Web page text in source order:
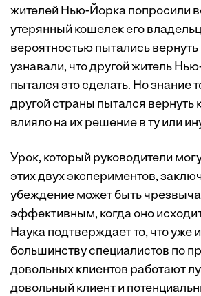
жителей Нью-Йорка попросили
утерянный кошелек его
вероятностью пытались вернуть
узнавали, что другой житель
пытался это сделать. Но знание
другой страны пытался вернуть
влияло на их решение в ту или
Урок, который руководители
этих двух экспериментов,
убеждение может быть
эффективным, когда оно
Наука подтверждает то, что уже
большинству специалистов по
довольных клиентов работают
довольный клиент и